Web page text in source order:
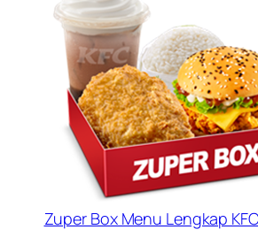
Zuper Box Menu Lengkap KFC